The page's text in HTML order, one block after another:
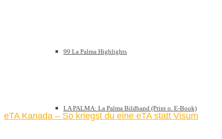
99 La Palma Highlights
LA PALMA: La Palma Bildband (Print o. E-Book)
eTA Kanada – So kriegst du eine eTA statt Visum